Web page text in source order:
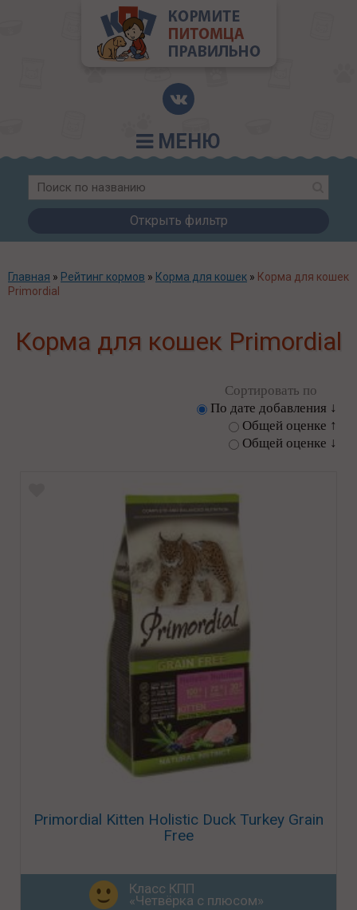
МЕНЮ
Открыть фильтр
Главная » Рейтинг кормов » Корма для кошек » Корма для кошек
Primordial
Корма для кошек Primordial
Сортировать по
По дате добавления ↓
Общей оценке ↑
Общей оценке ↓
Primordial Kitten Holistic Duck Turkey Grain
Free
Класс КПП
«Четвёрка с плюсом»